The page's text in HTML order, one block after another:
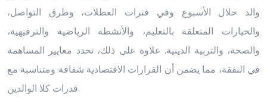
والد خلال الأسبوع وفي فترات العطلات، وطرق التواصل،
والخيارات المتعلقة بالتعليم، والأنشطة الرياضية والترفيهية،
والصحة، والتربية الدينية. علاوة على ذلك، تحدد معايير المساهمة
في النفقة، مما يضمن أن القرارات الاقتصادية شفافة ومتناسبة مع
قدرات كلا الوالدين.